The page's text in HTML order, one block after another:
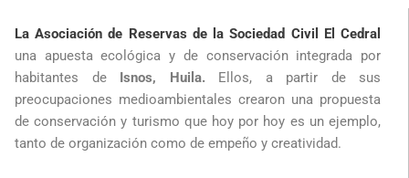
La Asociación de Reservas de la Sociedad Civil El Cedral
una apuesta ecológica y de conservación integrada por
habitantes de Isnos, Huila.Ellos, a partir de sus
preocupaciones medioambientales crearon una propuesta
de conservación y turismo que hoy por hoy es un ejemplo,
tanto de organización como de empeño y creatividad.